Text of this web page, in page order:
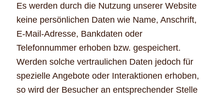
Es werden durch die Nutzung unserer Website
keine persönlichen Daten wie Name, Anschrift,
E-Mail-Adresse, Bankdaten oder
Telefonnummer erhoben bzw. gespeichert.
Werden solche vertraulichen Daten jedoch für
spezielle Angebote oder Interaktionen erhoben,
so wird der Besucher an entsprechender Stelle